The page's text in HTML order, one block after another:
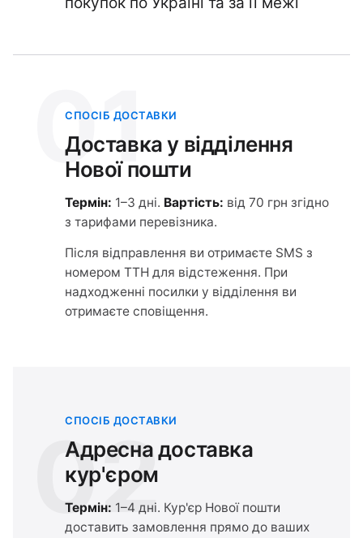
01
СПОСІБ ДОСТАВКИ
Доставка у відділення
Нової пошти
Термін: 1–3 дні. Вартість: від 70 грн згідно
з тарифами перевізника.
Після відправлення ви отримаєте SMS з
номером ТТН для відстеження. При
надходженні посилки у відділення ви
отримаєте сповіщення.
02
СПОСІБ ДОСТАВКИ
Адресна доставка
кур'єром
Термін: 1–4 дні. Кур'єр Нової пошти
доставить замовлення прямо до ваших